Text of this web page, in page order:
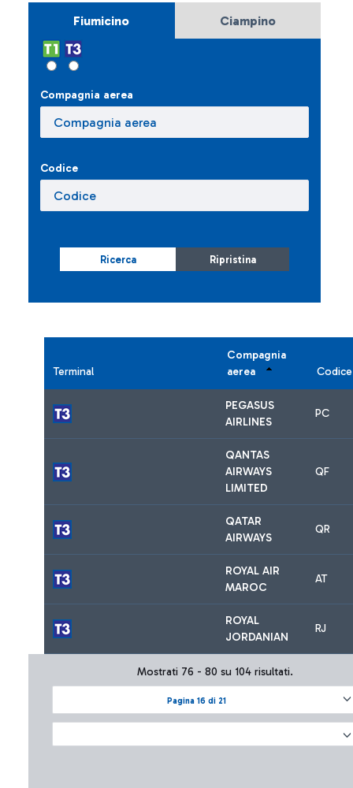
Fiumicino Ciampino
Compagnia aerea
Codice
Ricerca Ripristina
Terminal
Compagnia
aerea
Codice
PEGASUS
AIRLINES
PC
QANTAS
AIRWAYS
LIMITED
QF
QATAR
AIRWAYS
QR
ROYAL AIR
MAROC
AT
ROYAL
JORDANIAN
RJ
Pagina 16 di 21
Mostrati 76 - 80 su 104 risultati.